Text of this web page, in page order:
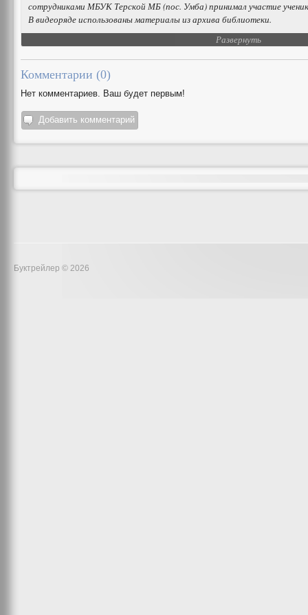
сотрудниками МБУК Терской МБ (пос. Умба) принимал участие
В видеоряде использованы материалы из архива библиотеки.
Развернуть
Комментарии (0)
Нет комментариев. Ваш будет первым!
Добавить комментарий
Буктрейлер © 2026